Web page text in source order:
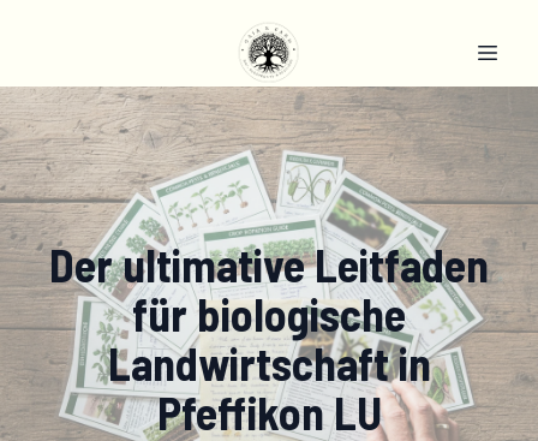
Der ultimative Leitfaden
für biologische
Landwirtschaft in
Pfeffikon LU